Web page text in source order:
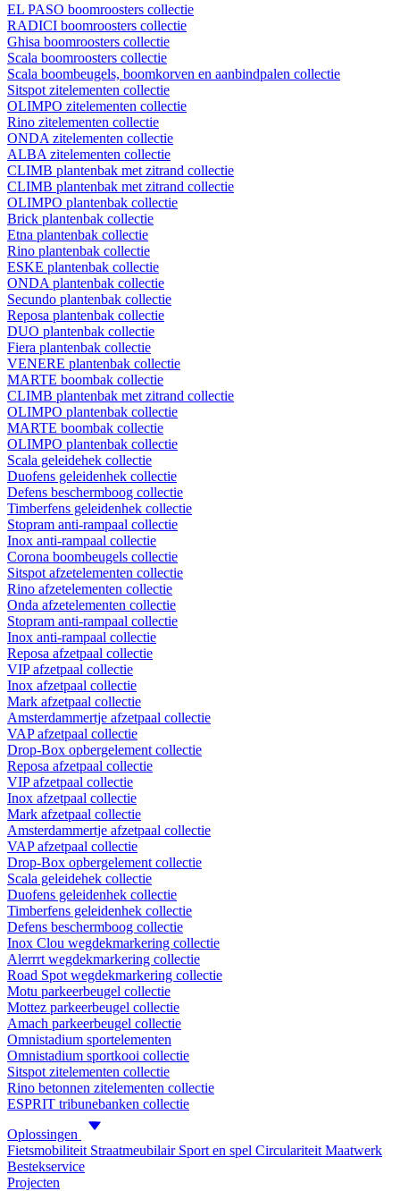
EL PASO boomroosters collectie
RADICI boomroosters collectie
Ghisa boomroosters collectie
Scala boomroosters collectie
Scala boombeugels, boomkorven en aanbindpalen collectie
Sitspot zitelementen collectie
OLIMPO zitelementen collectie
Rino zitelementen collectie
ONDA zitelementen collectie
ALBA zitelementen collectie
CLIMB plantenbak met zitrand collectie
CLIMB plantenbak met zitrand collectie
OLIMPO plantenbak collectie
Brick plantenbak collectie
Etna plantenbak collectie
Rino plantenbak collectie
ESKE plantenbak collectie
ONDA plantenbak collectie
Secundo plantenbak collectie
Reposa plantenbak collectie
DUO plantenbak collectie
Fiera plantenbak collectie
VENERE plantenbak collectie
MARTE boombak collectie
CLIMB plantenbak met zitrand collectie
OLIMPO plantenbak collectie
MARTE boombak collectie
OLIMPO plantenbak collectie
Scala geleidehek collectie
Duofens geleidenhek collectie
Defens beschermboog collectie
Timberfens geleidenhek collectie
Stopram anti-rampaal collectie
Inox anti-rampaal collectie
Corona boombeugels collectie
Sitspot afzetelementen collectie
Rino afzetelementen collectie
Onda afzetelementen collectie
Stopram anti-rampaal collectie
Inox anti-rampaal collectie
Reposa afzetpaal collectie
VIP afzetpaal collectie
Inox afzetpaal collectie
Mark afzetpaal collectie
Amsterdammertje afzetpaal collectie
VAP afzetpaal collectie
Drop-Box opbergelement collectie
Reposa afzetpaal collectie
VIP afzetpaal collectie
Inox afzetpaal collectie
Mark afzetpaal collectie
Amsterdammertje afzetpaal collectie
VAP afzetpaal collectie
Drop-Box opbergelement collectie
Scala geleidehek collectie
Duofens geleidenhek collectie
Timberfens geleidenhek collectie
Defens beschermboog collectie
Inox Clou wegdekmarkering collectie
Alerrrt wegdekmarkering collectie
Road Spot wegdekmarkering collectie
Motu parkeerbeugel collectie
Mottez parkeerbeugel collectie
Amach parkeerbeugel collectie
Omnistadium sportelementen
Omnistadium sportkooi collectie
Sitspot zitelementen collectie
Rino betonnen zitelementen collectie
ESPRIT tribunebanken collectie
Oplossingen
Fietsmobiliteit Straatmeubilair Sport en spel Circulariteit Maatwerk
Bestekservice
Projecten